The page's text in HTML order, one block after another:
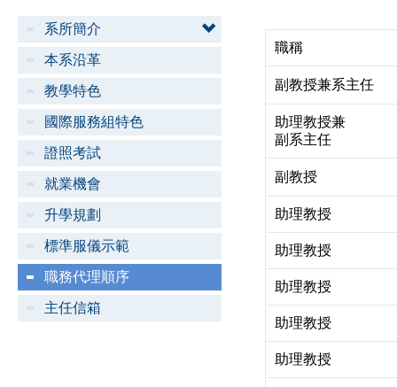
系所簡介
本系沿革
教學特色
國際服務組特色
證照考試
就業機會
升學規劃
標準服儀示範
職務代理順序
主任信箱
職稱
副教授兼系主任
助理教授兼
副系主任
副教授
助理教授
助理教授
助理教授
助理教授
助理教授